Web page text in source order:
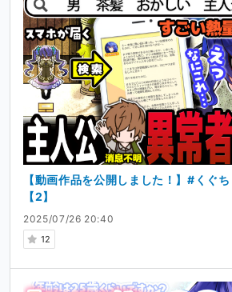
2025/07/26 20:40
12
【動画作品を公開しました！】#くぐ
【2】